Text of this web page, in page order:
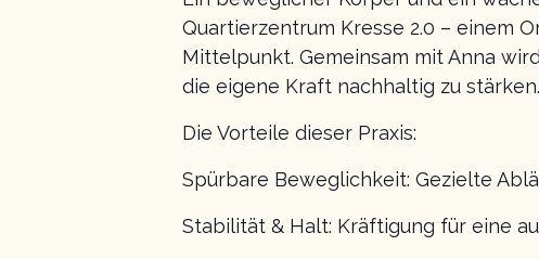
Quartierzentrum Kresse 2.0 – einem
Mittelpunkt. Gemeinsam mit Anna
die eigene Kraft nachhaltig zu stärken.
Die Vorteile dieser Praxis:
Spürbare Beweglichkeit: Gezielte
Stabilität & Halt: Kräftigung für eine